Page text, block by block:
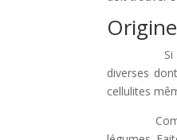
Si vous
diverses dont
cellulites
Comment